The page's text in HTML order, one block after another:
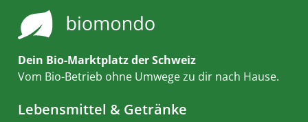
Dein Bio-Marktplatz der Schweiz
Vom Bio-Betrieb ohne Umwege zu dir nach Hause.
Lebensmittel & Getränke